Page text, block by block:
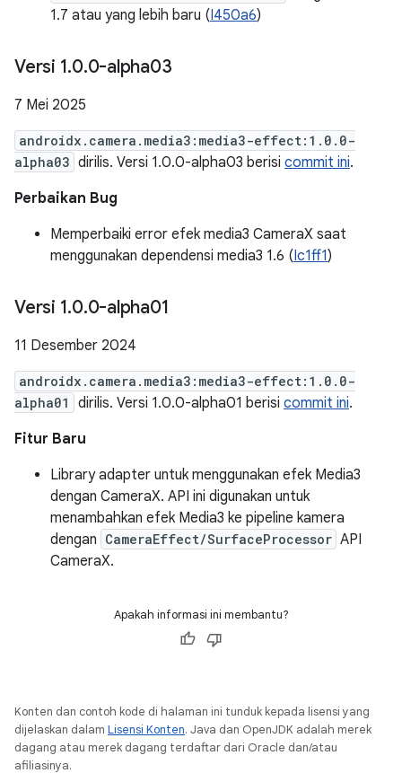
1.7 atau yang lebih baru (I450a6)
Versi 1.0.0-alpha03
7 Mei 2025
androidx.camera.media3:media3-effect:1.0.0-
alpha03 dirilis. Versi 1.0.0-alpha03 berisi commit ini.
Perbaikan Bug
Memperbaiki error efek media3 CameraX saat
menggunakan dependensi media3 1.6 (Ic1ff1)
Versi 1.0.0-alpha01
11 Desember 2024
androidx.camera.media3:media3-effect:1.0.0-
alpha01
dirilis. Versi 1.0.0-alpha01 berisi commit ini.
Fitur Baru
Library adapter untuk menggunakan efek Media3
dengan CameraX. API ini digunakan untuk
menambahkan efek Media3 ke pipeline kamera
dengan CameraEffect/SurfaceProcessor API
CameraX.
Apakah informasi ini membantu?
Konten dan contoh kode di halaman ini tunduk kepada lisensi yang
dijelaskan dalam Lisensi Konten. Java dan OpenJDK adalah merek
dagang atau merek dagang terdaftar dari Oracle dan/atau
afiliasinya.